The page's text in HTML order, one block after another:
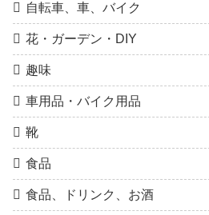
自転車、車、バイク
花・ガーデン・DIY
趣味
車用品・バイク用品
靴
食品
食品、ドリンク、お酒